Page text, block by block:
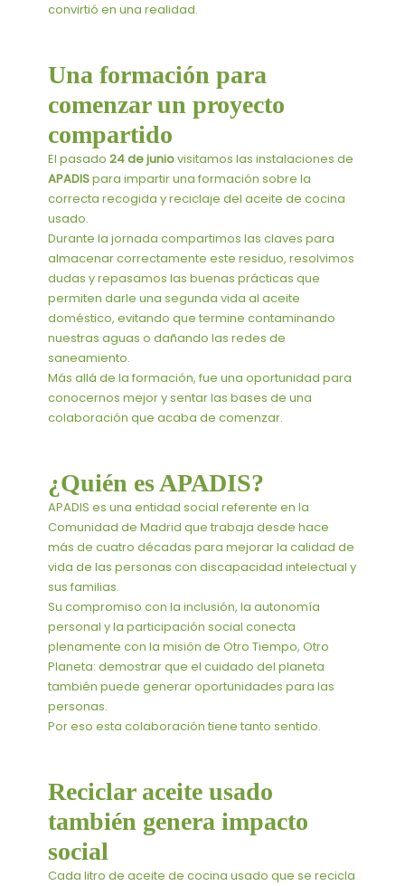
convirtió en una realidad.
Una formación para
comenzar un proyecto
compartido
El pasado 24 de juniovisitamos las instalaciones de
APADISpara impartir una formación sobre la
correcta recogida y reciclaje del aceite de cocina
usado.
Durante la jornada compartimos las claves para
almacenar correctamente este residuo, resolvimos
dudas y repasamos las buenas prácticas que
permiten darle una segunda vida al aceite
doméstico, evitando que termine contaminando
nuestras aguas o dañando las redes de
saneamiento.
Más allá de la formación, fue una oportunidad para
conocernos mejor y sentar las bases de una
colaboración que acaba de comenzar.
¿Quién es APADIS?
APADIS es una entidad social referente en la
Comunidad de Madrid que trabaja desde hace
más de cuatro décadas para mejorar la calidad de
vida de las personas con discapacidad intelectual y
sus familias.
Su compromiso con la inclusión, la autonomía
personal y la participación social conecta
plenamente con la misión de Otro Tiempo, Otro
Planeta: demostrar que el cuidado del planeta
también puede generar oportunidades para las
personas.
Por eso esta colaboración tiene tanto sentido.
Reciclar aceite usado
también genera impacto
social
Cada litro de aceite de cocina usado que se recicla